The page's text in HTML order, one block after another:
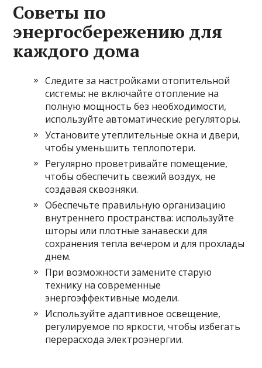
Советы по
энергосбережению для
каждого дома
Следите за настройками отопительной
системы: не включайте отопление на
полную мощность без необходимости,
используйте автоматические регуляторы.
Установите утеплительные окна и двери,
чтобы уменьшить теплопотери.
Регулярно проветривайте помещение,
чтобы обеспечить свежий воздух, не
создавая сквозняки.
Обеспечьте правильную организацию
внутреннего пространства: используйте
шторы или плотные занавески для
сохранения тепла вечером и для прохлады
днем.
При возможности замените старую
технику на современные
энергоэффективные модели.
Используйте адаптивное освещение,
регулируемое по яркости, чтобы избегать
перерасхода электроэнергии.